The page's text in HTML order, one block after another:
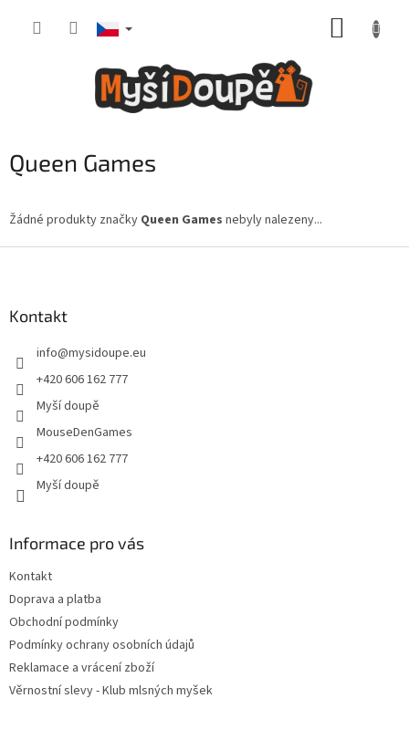
Queen Games
Žádné produkty značky Queen Games nebyly nalezeny...
Kontakt
info@mysidoupe.eu
+420 606 162 777
Myší doupě
MouseDenGames
+420 606 162 777
Myší doupě
Informace pro vás
Kontakt
Doprava a platba
Obchodní podmínky
Podmínky ochrany osobních údajů
Reklamace a vrácení zboží
Věrnostní slevy - Klub mlsných myšek